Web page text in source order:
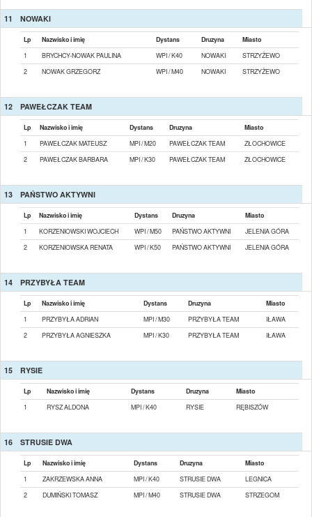
11 NOWAKI
Lp Nazwisko i imię Dystans Druzyna
Miasto
1
BRYCHCY-NOWAK PAULINA WPI / K40 NOWAKI
STRZYŻEWO
2
NOWAK GRZEGORZ WPI / M40 NOWAKI STRZYŻEWO
12 PAWEŁCZAK TEAM
Lp Nazwisko i imię Dystans Druzyna
Miasto
1
PAWEŁCZAK MATEUSZ MPI / M20 PAWEŁCZAK TEAM
ZŁOCHOWICE
2
PAWEŁCZAK BARBARA MPI / K30 PAWEŁCZAK TEAM ZŁOCHOWICE
13 PAŃSTWO AKTYWNI
Lp Nazwisko i imię Dystans Druzyna
Miasto
1
KORZENIOWSKI WOJCIECH WPI / M50 PAŃSTWO AKTYWNI
JELENIA GÓRA
2
KORZENIOWSKA RENATA WPI / K50 PAŃSTWO AKTYWNI JELENIA GÓRA
14 PRZYBYŁA TEAM
Lp Nazwisko i imię Dystans Druzyna
Miasto
1
PRZYBYŁA ADRIAN MPI / M30 PRZYBYŁA TEAM
IŁAWA
2
PRZYBYŁA AGNIESZKA MPI / K30 PRZYBYŁA TEAM IŁAWA
15 RYSIE
Lp Nazwisko i imię Dystans Druzyna
Miasto
1
RYSZ ALDONA MPI / K40 RYSIE RĘBISZÓW
16 STRUSIE DWA
Lp Nazwisko i imię Dystans Druzyna
Miasto
1
ZAKRZEWSKA ANNA MPI / K40 STRUSIE DWA
LEGNICA
2
DUMIŃSKI TOMASZ MPI / M40 STRUSIE DWA STRZEGOM